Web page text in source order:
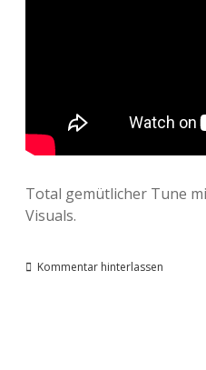
Total gemütlicher Tune
Visuals.
Kommentar hinterlassen